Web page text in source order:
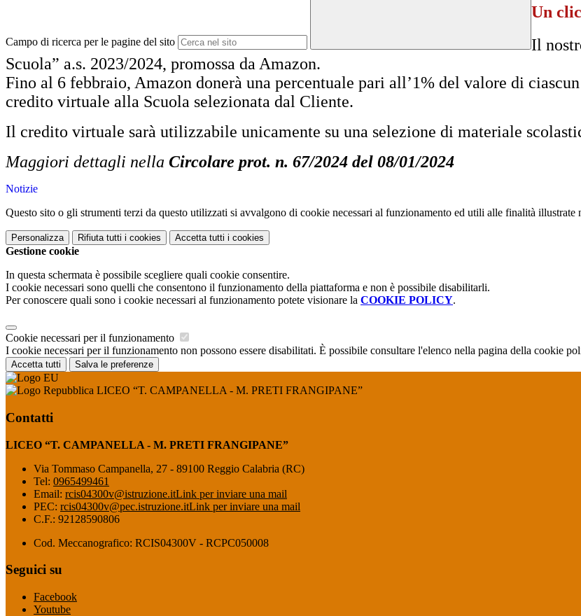
Campo di ricerca per le pagine del sito
Un
Il
Scuola” a.s. 2023/2024, promossa da Amazon.
Fino al 6 febbraio, Amazon donerà una percentuale pari all’1% del valore di
credito virtuale alla Scuola selezionata dal Cliente.
Il credito virtuale sarà utilizzabile unicamente su una selezione di materiale
Maggiori dettagli nella Circolare prot. n. 67/2024 del 08/01/2024
Notizie
Questo sito o gli strumenti terzi da questo utilizzati si avvalgono di cookie necessari al funzionamento ed utili alle finalità illustrate
Personalizza Rifiuta tutti i cookies Accetta tutti i cookies
Gestione cookie
In questa schermata è possibile scegliere quali cookie consentire.
I cookie necessari sono quelli che consentono il funzionamento della piattaforma e non è possibile disabilitarli.
Per conoscere quali sono i cookie necessari al funzionamento potete visionare la COOKIE POLICY.
Cookie necessari per il funzionamento
I cookie necessari per il funzionamento non possono essere disabilitati. È possibile consultare l'elenco nella pagina della cookie
Accetta tutti Salva le preferenze
LICEO “T. CAMPANELLA - M. PRETI FRANGIPANE”
Contatti
LICEO “T. CAMPANELLA - M. PRETI FRANGIPANE”
Via Tommaso Campanella, 27 - 89100 Reggio Calabria (RC)
Tel: 0965499461
Email: rcis04300v@istruzione.itLink per inviare una mail
PEC: rcis04300v@pec.istruzione.itLink per inviare una mail
C.F.: 92128590806
Cod. Meccanografico: RCIS04300V - RCPC050008
Seguici su
Facebook
Youtube